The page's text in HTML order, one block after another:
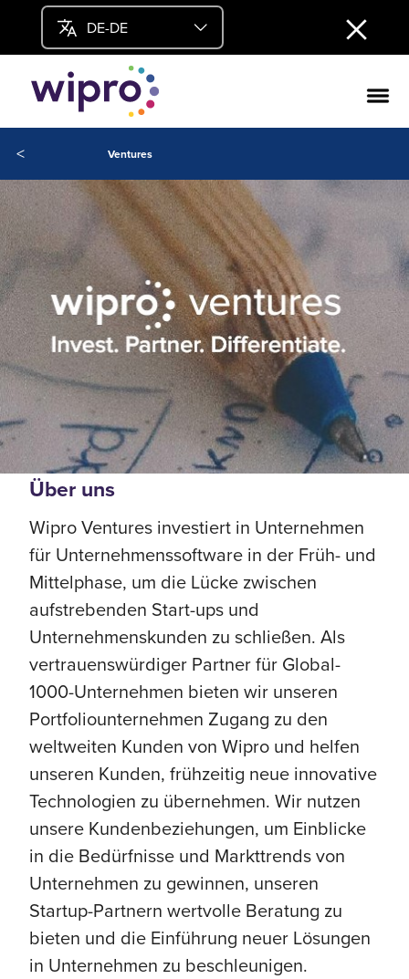
DE-DE
< Ventures
Über uns
Wipro Ventures investiert in Unternehmen
für Unternehmenssoftware in der Früh- und
Mittelphase, um die Lücke zwischen
aufstrebenden Start-ups und
Unternehmenskunden zu schließen. Als
vertrauenswürdiger Partner für Global-
1000-Unternehmen bieten wir unseren
Portfoliounternehmen Zugang zu den
weltweiten Kunden von Wipro und helfen
unseren Kunden, frühzeitig neue innovative
Technologien zu übernehmen. Wir nutzen
unsere Kundenbeziehungen, um Einblicke
in die Bedürfnisse und Markttrends von
Unternehmen zu gewinnen, unseren
Startup-Partnern wertvolle Beratung zu
bieten und die Einführung neuer Lösungen
in Unternehmen zu beschleunigen.